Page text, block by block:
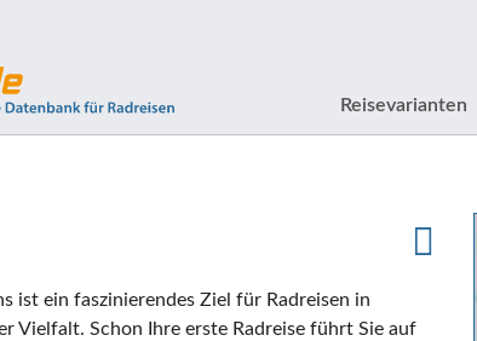
Reisevarianten
ist ein faszinierendes Ziel für Radreisen in
Vielfalt. Schon Ihre erste Radreise führt Sie auf